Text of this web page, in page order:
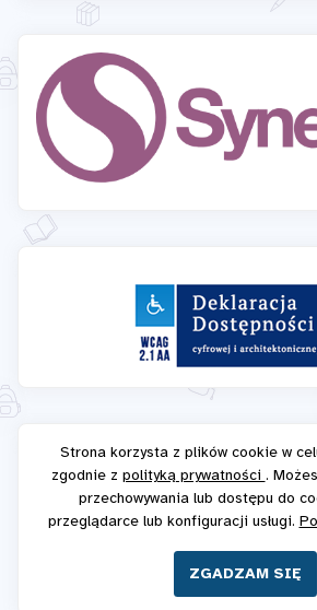
Strona korzysta z plików cookie w
zgodnie z polityką prywatności .
przechowywania lub dostępu do
przeglądarce lub konfiguracji usługi.
ZGADZAM SIĘ